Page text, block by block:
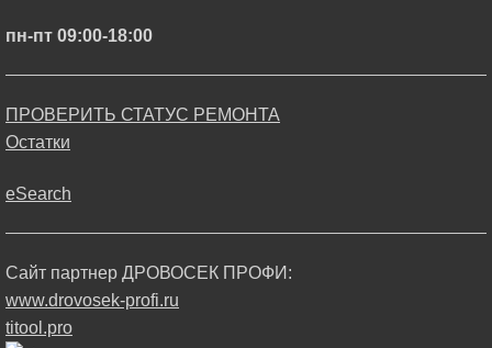
пн-пт 09:00-18:00
ПРОВЕРИТЬ СТАТУС РЕМОНТА
Остатки
eSearch
Сайт партнер ДРОВОСЕК ПРОФИ:
www.drovosek-profi.ru
titool.pro